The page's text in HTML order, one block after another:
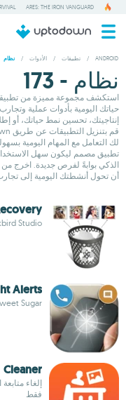
ARES: THE IRON VANGUARD
ANDROID
/ تطبيقات / الأدوات / نظام
نظام - 173
حياتك اليومية بأدوات عملية
إنتاجيتك، تحسين نمط حياتك، أو
لك التعامل مع المهام اليومية
تطبيق مصمم ليكون سهل
الذكي بوابةً لفرص جديدة. اخرج
أن تحول أنشطتك اليومية إلى
Studio
Alerts
Sugar
Cleaner
إلغاء
فقط